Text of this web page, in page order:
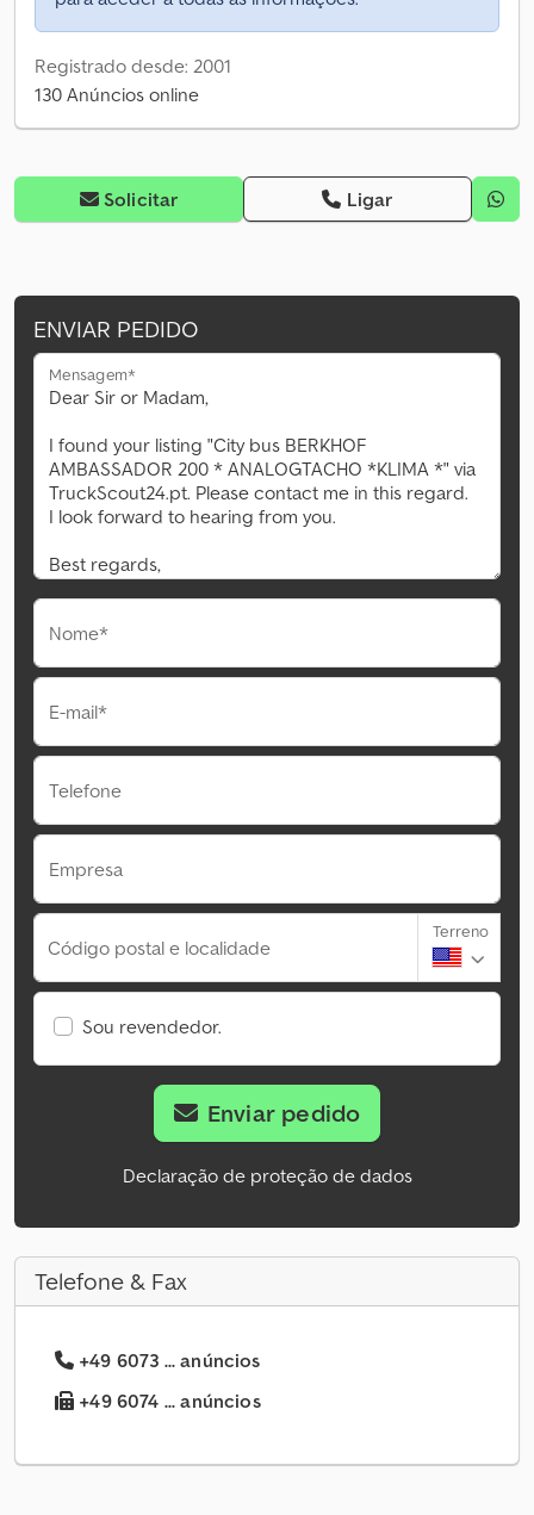
Registrado desde: 2001
130 Anúncios online
Solicitar Ligar
ENVIAR PEDIDO
Mensagem*
Nome*
E-mail*
Telefone
Empresa
Código postal e localidade
Terreno
Sou revendedor.
Enviar pedido
Declaração de proteção de dados
Telefone & Fax
+49 6073 ... anúncios
+49 6074 ... anúncios